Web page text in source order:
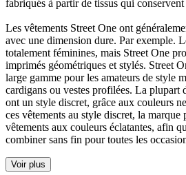
fabriqués à partir de tissus qui
Les vêtements Street One ont
avec une dimension dure. Par exemple.
totalement féminines, mais Street One
imprimés géométriques et stylés. Street
large gamme pour les amateurs de style
cardigans ou vestes profilées. La plupart
ont un style discret, grâce aux couleurs
ces vêtements au style discret, la marque
vêtements aux couleurs éclatantes, afin
combiner sans fin pour toutes les
Voir plus